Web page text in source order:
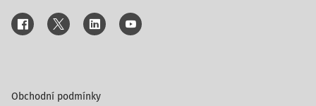
Obchodní podmínky